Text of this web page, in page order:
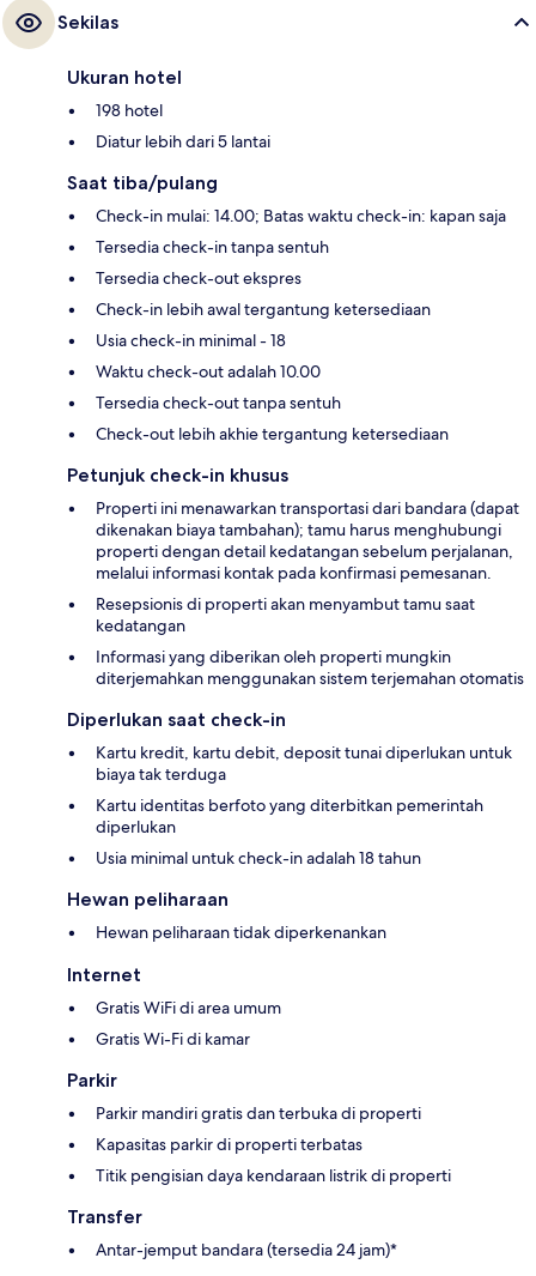
Sekilas
Ukuran hotel
198 hotel
Diatur lebih dari 5 lantai
Saat tiba/pulang
Check-in mulai: 14.00; Batas waktu check-in: kapan saja
Tersedia check-in tanpa sentuh
Tersedia check-out ekspres
Check-in lebih awal tergantung ketersediaan
Usia check-in minimal - 18
Waktu check-out adalah 10.00
Tersedia check-out tanpa sentuh
Check-out lebih akhie tergantung ketersediaan
Petunjuk check-in khusus
Properti ini menawarkan transportasi dari bandara (dapat
dikenakan biaya tambahan); tamu harus menghubungi
properti dengan detail kedatangan sebelum perjalanan,
melalui informasi kontak pada konfirmasi pemesanan.
Resepsionis di properti akan menyambut tamu saat
kedatangan
Informasi yang diberikan oleh properti mungkin
diterjemahkan menggunakan sistem terjemahan otomatis
Diperlukan saat check-in
Kartu kredit, kartu debit, deposit tunai diperlukan untuk
biaya tak terduga
Kartu identitas berfoto yang diterbitkan pemerintah
diperlukan
Usia minimal untuk check-in adalah 18 tahun
Hewan peliharaan
Hewan peliharaan tidak diperkenankan
Internet
Gratis WiFi di area umum
Gratis Wi-Fi di kamar
Parkir
Parkir mandiri gratis dan terbuka di properti
Kapasitas parkir di properti terbatas
Titik pengisian daya kendaraan listrik di properti
Transfer
Antar-jemput bandara (tersedia 24 jam)*